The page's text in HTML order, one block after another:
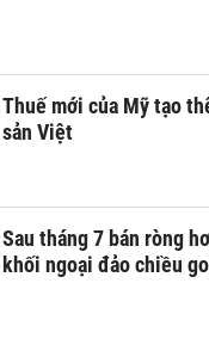
Thuế mới của Mỹ tạo
sản Việt
Sau tháng 7 bán ròng
khối ngoại đảo chiều